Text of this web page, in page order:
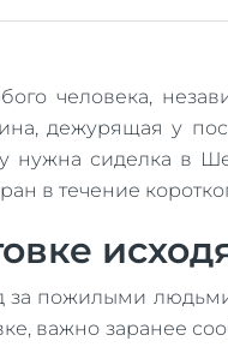
человека,
дежурящая у
нужна сиделка в
в течение
за пожилыми
важно заранее